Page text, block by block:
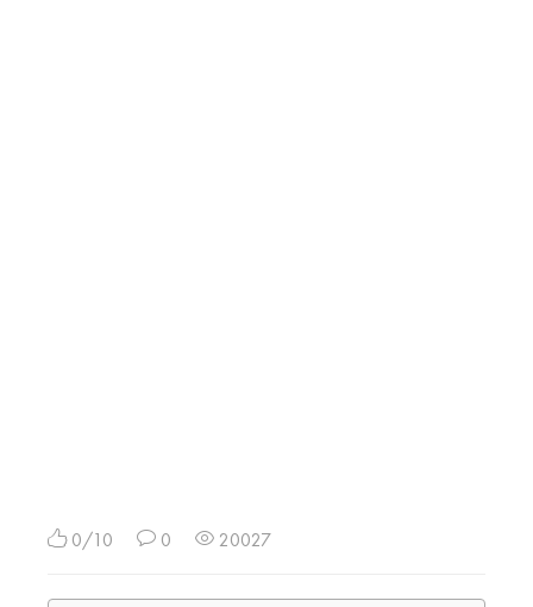
0/10 0 20027